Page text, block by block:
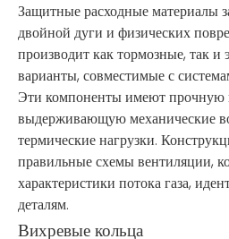
Защитные расходные материалы
двойной дуги и физических
производит как тормозные, так и
варианты, совместимые с
Эти компоненты имеют прочную
выдерживающую механические
термические нагрузки.
правильные схемы вентиляции,
характеристики потока газа,
деталям.
Вихревые кольца